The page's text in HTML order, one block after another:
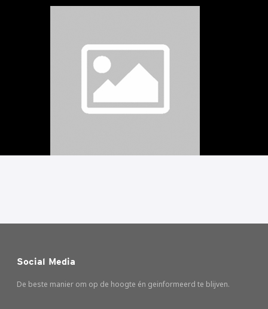
Social Media
De beste manier om op de hoogte én geinformeerd te blijven.